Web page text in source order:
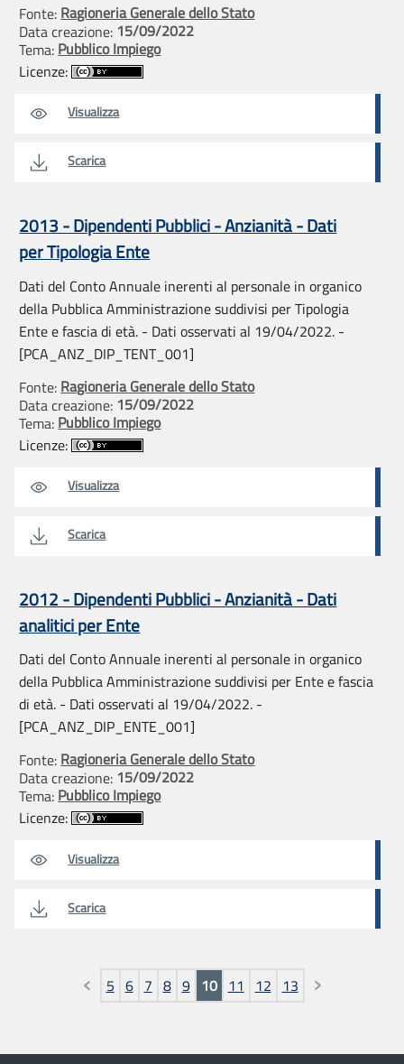
Fonte: Ragioneria Generale dello Stato
Data creazione: 15/09/2022
Tema: Pubblico Impiego
Licenze:
Visualizza
Scarica
2013 - Dipendenti Pubblici - Anzianità - Dati
per Tipologia Ente
Dati del Conto Annuale inerenti al personale in organico
della Pubblica Amministrazione suddivisi per Tipologia
Ente e fascia di età. - Dati osservati al 19/04/2022. -
[PCA_ANZ_DIP_TENT_001]
Fonte: Ragioneria Generale dello Stato
Data creazione: 15/09/2022
Tema: Pubblico Impiego
Licenze:
Visualizza
Scarica
2012 - Dipendenti Pubblici - Anzianità - Dati
analitici per Ente
Dati del Conto Annuale inerenti al personale in organico
della Pubblica Amministrazione suddivisi per Ente e fascia
di età. - Dati osservati al 19/04/2022. -
[PCA_ANZ_DIP_ENTE_001]
Fonte: Ragioneria Generale dello Stato
Data creazione: 15/09/2022
Tema: Pubblico Impiego
Licenze:
Visualizza
Scarica
Pagine 5 6 7 8 9 10 11 12 13